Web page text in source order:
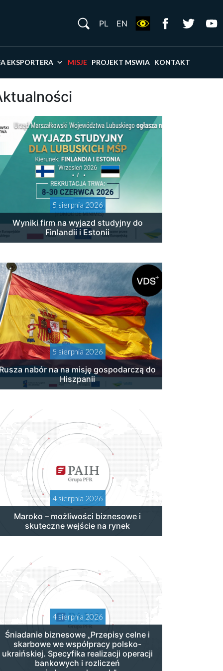
EKSPORTERA MISJE PROJEKT MSWIA KONTAKT
PL EN
5 sierpnia 2026
Wyniki firm na wyjazd studyjny do
Finlandii i Estonii
5 sierpnia 2026
nabór na na misję gospodarczą do
Hiszpanii
4 sierpnia 2026
Maroko – możliwości biznesowe i
skuteczne wejście na rynek
4 sierpnia 2026
Śniadanie biznesowe „Przepisy celne i
skarbowe we współpracy polsko-
ukraińskiej. Specyfika realizacji operacji
bankowych i rozliczeń